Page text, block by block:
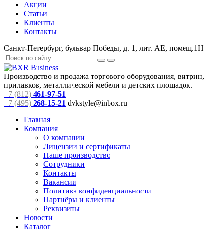
Акции
Статьи
Клиенты
Контакты
Санкт-Петербург, бульвар Победы, д. 1, лит. АЕ, помещ.1Н
Производство и продажа торгового оборудования, витрин,
прилавков, металлической мебели и детских площадок.
+7 (812) 461-97-51
+7 (495) 268-15-21 dvkstyle@inbox.ru
Главная
Компания
О компании
Лицензии и сертификаты
Наше производство
Сотрудники
Контакты
Вакансии
Политика конфиденциальности
Партнёры и клиенты
Реквизиты
Новости
Каталог